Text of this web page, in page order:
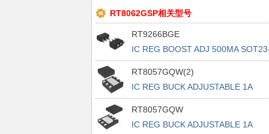
RT8062GSP相关型号
RT9266BGE
IC REG BOOST ADJ 500MA
RT8057GQW(2)
IC REG BUCK ADJUSTABLE 1A
6WDFN
RT8057GQW
IC REG BUCK ADJUSTABLE 1A